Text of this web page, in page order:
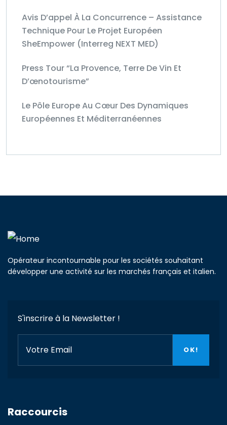
Avis D’appel À La Concurrence – Assistance
Technique Pour Le Projet Européen
SheEmpower (Interreg NEXT MED)
Press Tour “La Provence, Terre De Vin Et
D’œnotourisme”
Le Pôle Europe Au Cœur Des Dynamiques
Européennes Et Méditerranéennes
Opérateur incontournable pour les sociétés souhaitant
développer une activité sur les marchés français et italien.
S'inscrire à la Newsletter !
Raccourcis